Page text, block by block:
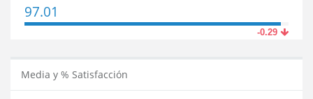
97.01
-0.29
Media y % Satisfacción